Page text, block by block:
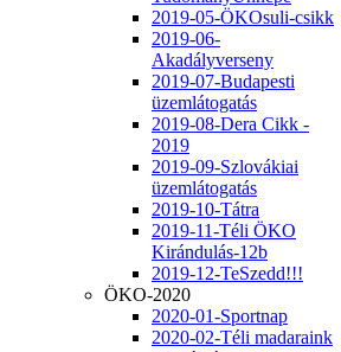
2019-05-ÖKOsuli-csikk
2019-06-
Akadályverseny
2019-07-Budapesti
üzemlátogatás
2019-08-Dera Cikk -
2019
2019-09-Szlovákiai
üzemlátogatás
2019-10-Tátra
2019-11-Téli ÖKO
Kirándulás-12b
2019-12-TeSzedd!!!
ÖKO-2020
2020-01-Sportnap
2020-02-Téli madaraink